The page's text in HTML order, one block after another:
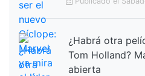
¿Habrá otra
Tom Holland?
abierta